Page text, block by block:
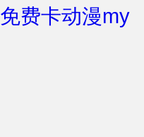
免费卡动漫my